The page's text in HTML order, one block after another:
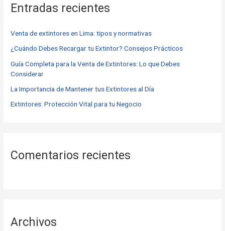
a
p
o
r
:
Entradas recientes
Venta de extintores en Lima: tipos y normativas
¿Cuándo Debes Recargar tu Extintor? Consejos Prácticos
Guía Completa para la Venta de Extintores: Lo que Debes
Considerar
La Importancia de Mantener tus Extintores al Día
Extintores: Protección Vital para tu Negocio
Comentarios recientes
Archivos